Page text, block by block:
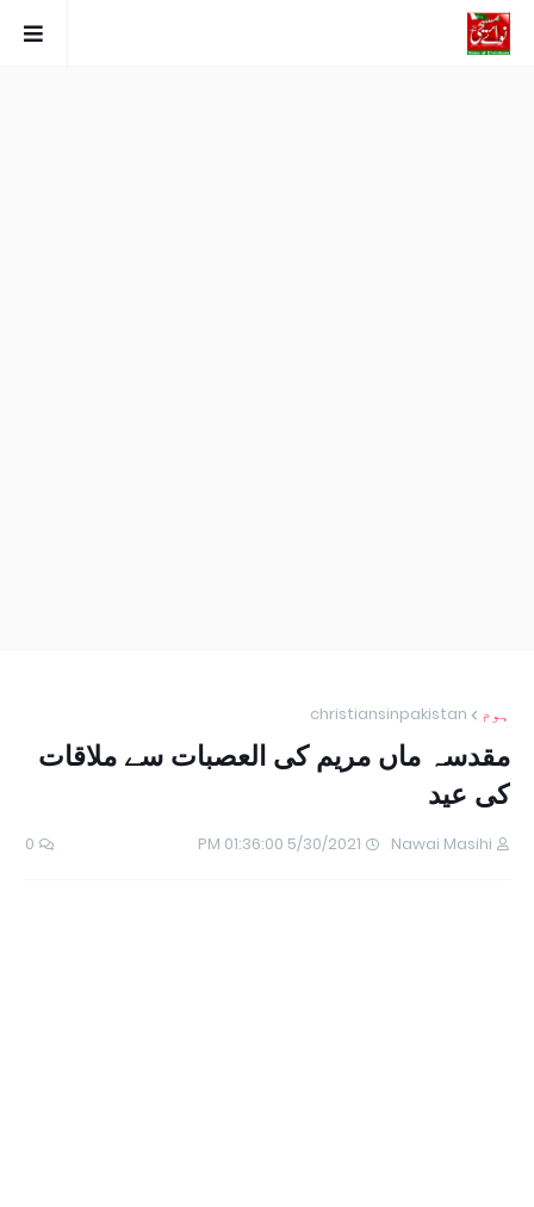
ہوم christiansinpakistan
مقدسہ ماں مریم کی العصبات سے ملاقات
کی عید
Nawai Masihi
5/30/2021 01:36:00 PM
0